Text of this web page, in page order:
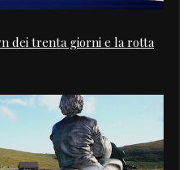
dei trenta giorni e la rotta